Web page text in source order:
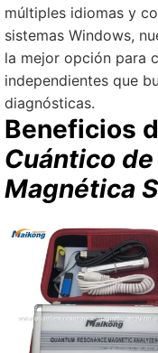
múltiples idiomas y
sistemas Windows,
la mejor opción para
independientes que
diagnósticas.
Beneficios
Cuántico
Magnética